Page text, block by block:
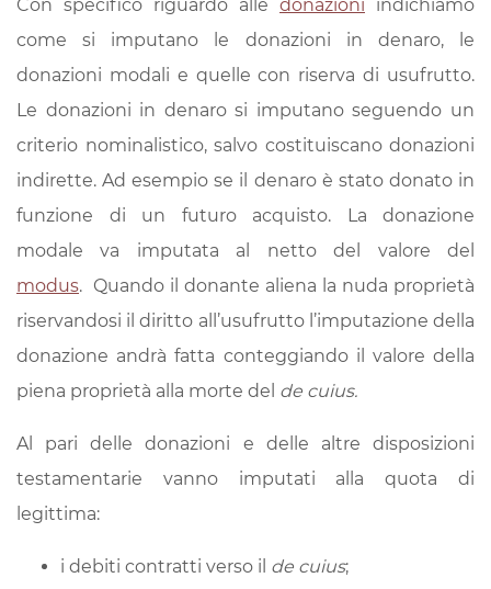
Con specifico riguardo alle donazioni indichiamo
come si imputano le donazioni in denaro, le
donazioni modali e quelle con riserva di usufrutto.
Le donazioni in denaro si imputano seguendo un
criterio nominalistico, salvo costituiscano donazioni
indirette. Ad esempio se il denaro è stato donato in
funzione di un futuro acquisto. La donazione
modale va imputata al netto del valore del
modus. Quando il donante aliena la nuda proprietà
riservandosi il diritto all’usufrutto l’imputazione della
donazione andrà fatta conteggiando il valore della
piena proprietà alla morte del de cuius.
Al pari delle donazioni e delle altre disposizioni
testamentarie vanno imputati alla quota di
legittima:
i debiti contratti verso il de cuius;